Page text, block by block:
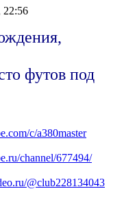
футов под
c/a380master
channel/677494/
@club228134043